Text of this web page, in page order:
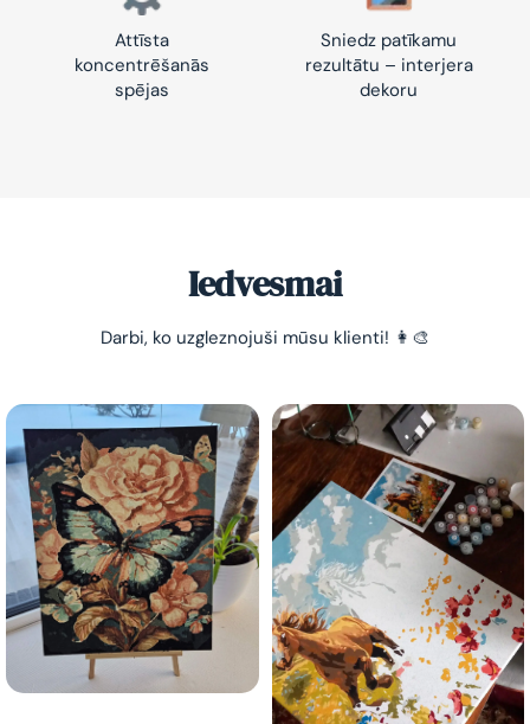
Attīsta
koncentrēšanās
spējas
Sniedz patīkamu
rezultātu – interjera
dekoru
Iedvesmai
Darbi, ko uzgleznojuši mūsu klienti! 👩‍🎨
-10% pirmajam pasūtījumam
GleznoPats.lvPrivātuma politika
SAŅEMT -10%